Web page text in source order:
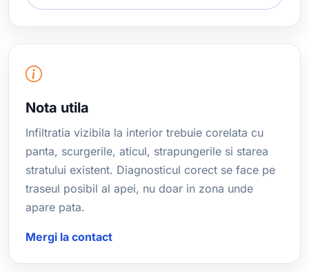
Nota utila
Infiltratia vizibila la interior trebuie corelata cu
panta, scurgerile, aticul, strapungerile si starea
stratului existent. Diagnosticul corect se face pe
traseul posibil al apei, nu doar in zona unde
apare pata.
Mergi la contact